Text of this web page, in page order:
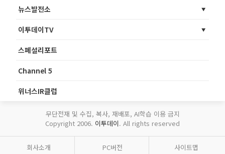
뉴스발전소
이투데이TV
스페셜리포트
Channel 5
위너스IR클럽
무단전재 및 수집, 복사, 재배포, AI학습 이용 금지
Copyright 2006. 이투데이. All rights reserved
회사소개 PC버전 사이트맵